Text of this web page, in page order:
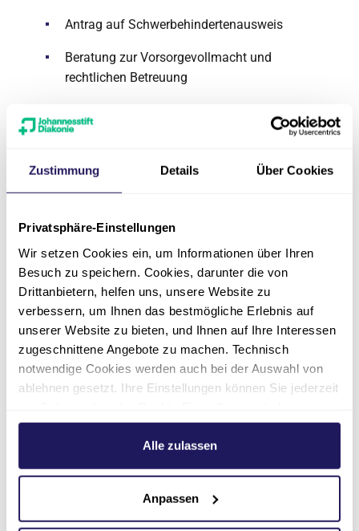
Zustimmung Details Über Cookies
Privatsphäre-Einstellungen
Wir setzen Cookies ein, um Informationen über Ihren
Besuch zu speichern. Cookies, darunter die von
Drittanbietern, helfen uns, unsere Website zu
verbessern, um Ihnen das bestmögliche Erlebnis auf
unserer Website zu bieten, und Ihnen auf Ihre Interessen
zugeschnittene Angebote zu machen. Technisch
notwendige Cookies werden auch bei der Auswahl von
ablehnen gesetzt. Ihre Einstellungen können Sie jederzeit
Weitere Informationen hierzu finden Sie in unserer
.
Alle zulassen
Anpassen
Antrag auf Schwerbehindertenausweis
Beratung zur Vorsorgevollmacht und
rechtlichen Betreuung
Unsere Partner
Wir halten engen Kontaktzu den Kolleg*innen
anderer Einrichtungen der Johannesstift
Beispiel die
Tagespflege EGZB
(EGZB).
Für Sie zum
Download
Flyer: Ambulante Pflege
Schillerpark